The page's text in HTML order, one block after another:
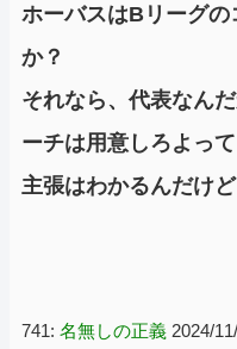
ホーバスはBリーグ
か？
それなら、代表なん
ーチは用意しろよって
主張はわかるんだけど
741: 名無しの正義 2024/